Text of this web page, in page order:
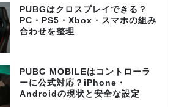
PUBGはクロスプレイできる？
PC・PS5・Xbox・スマホの組み
合わせを整理
PUBG MOBILEはコントローラ
ーに公式対応？iPhone・
Androidの現状と安全な設定